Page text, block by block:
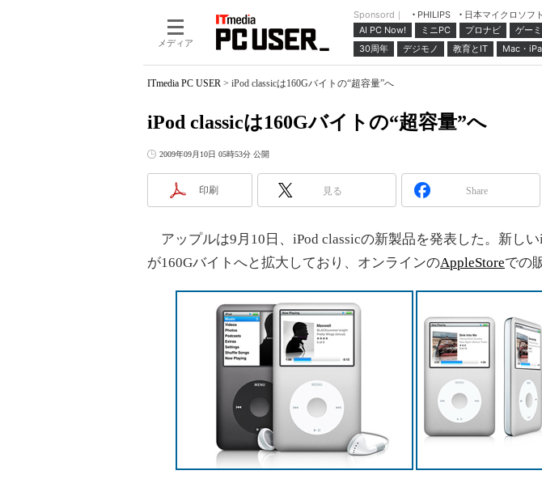
メディア
Sponsord｜ PHILIPS 日本マイクロソフト
AI PC Now!
ミニPC プロナビ ゲー
30周年
デジモノ 教育とIT Mac・
ITmedia PC USER > iPod classicは160Gバイトの“超容量”へ
iPod classicは160Gバイトの“超容量”へ
2009年09月10日 05時53分 公開
印刷 見る Share
アップルは9月10日、iPod classicの新製品を発表した。新しい
が160Gバイトへと拡大しており、オンラインのAppleStoreでの